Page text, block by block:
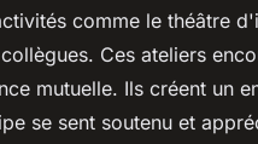
comme le théâtre
Ces ateliers
mutuelle. Ils créent un
se sent soutenu et